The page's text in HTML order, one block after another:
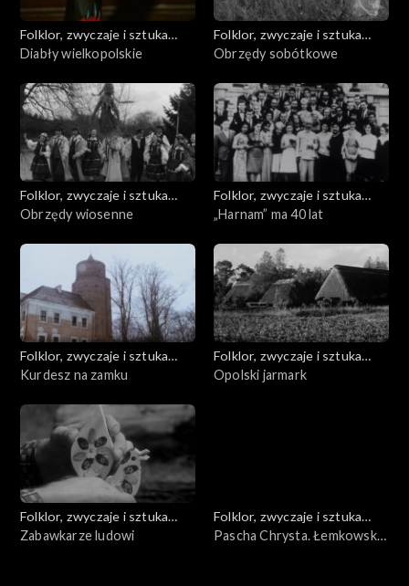
Folklor, zwyczaje i sztuka
ludowa
Diabły wielkopolskie
Folklor, zwyczaje i sztuka
ludowa
Obrzędy sobótkowe
Folklor, zwyczaje i sztuka
ludowa
Obrzędy wiosenne
Folklor, zwyczaje i sztuka
ludowa
„Harnam” ma 40 lat
Folklor, zwyczaje i sztuka
ludowa
Kurdesz na zamku
Folklor, zwyczaje i sztuka
ludowa
Opolski jarmark
Folklor, zwyczaje i sztuka
ludowa
Zabawkarze ludowi
Folklor, zwyczaje i sztuka
ludowa
Pascha Chrysta. Łemkowska